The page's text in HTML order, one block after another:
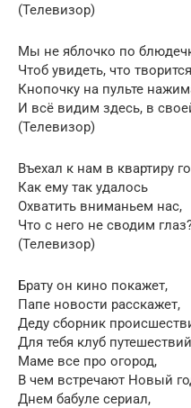
(Телевизор)
Мы не яблочко по
Чтоб увидеть, что
Кнопочку на пульте
И всё видим здесь, в
(Телевизор)
Въехал к нам в квартиру
Как ему так удалось
Охватить вниманьем нас,
Что с него не сводим
(Телевизор)
Брату он кино покажет,
Папе новости расскажет,
Деду сборник
Для тебя клуб
Маме все про огород,
В чем встречают Новый
Днем бабуле сериал,